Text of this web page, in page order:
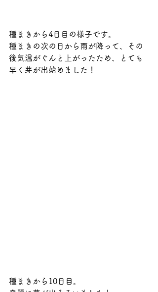
種まきから4日目の様子です。
種まきの次の日から雨が降って、その
後気温がぐんと上がったため、とても
早く芽が出始めました！
種まきから10日目。